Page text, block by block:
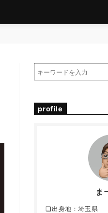
profile
ま
❏出身地：埼玉県